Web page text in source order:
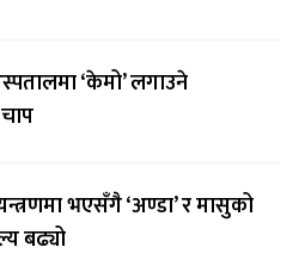
‘केमो’ लगाउने
भएसँगै ‘अण्डा’ र मासुको
बढ्यो